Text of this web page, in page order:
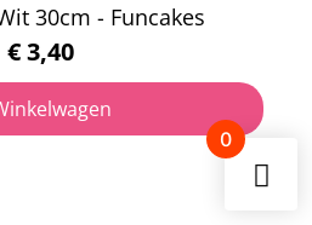
30cm - Funcakes
€3,40
0